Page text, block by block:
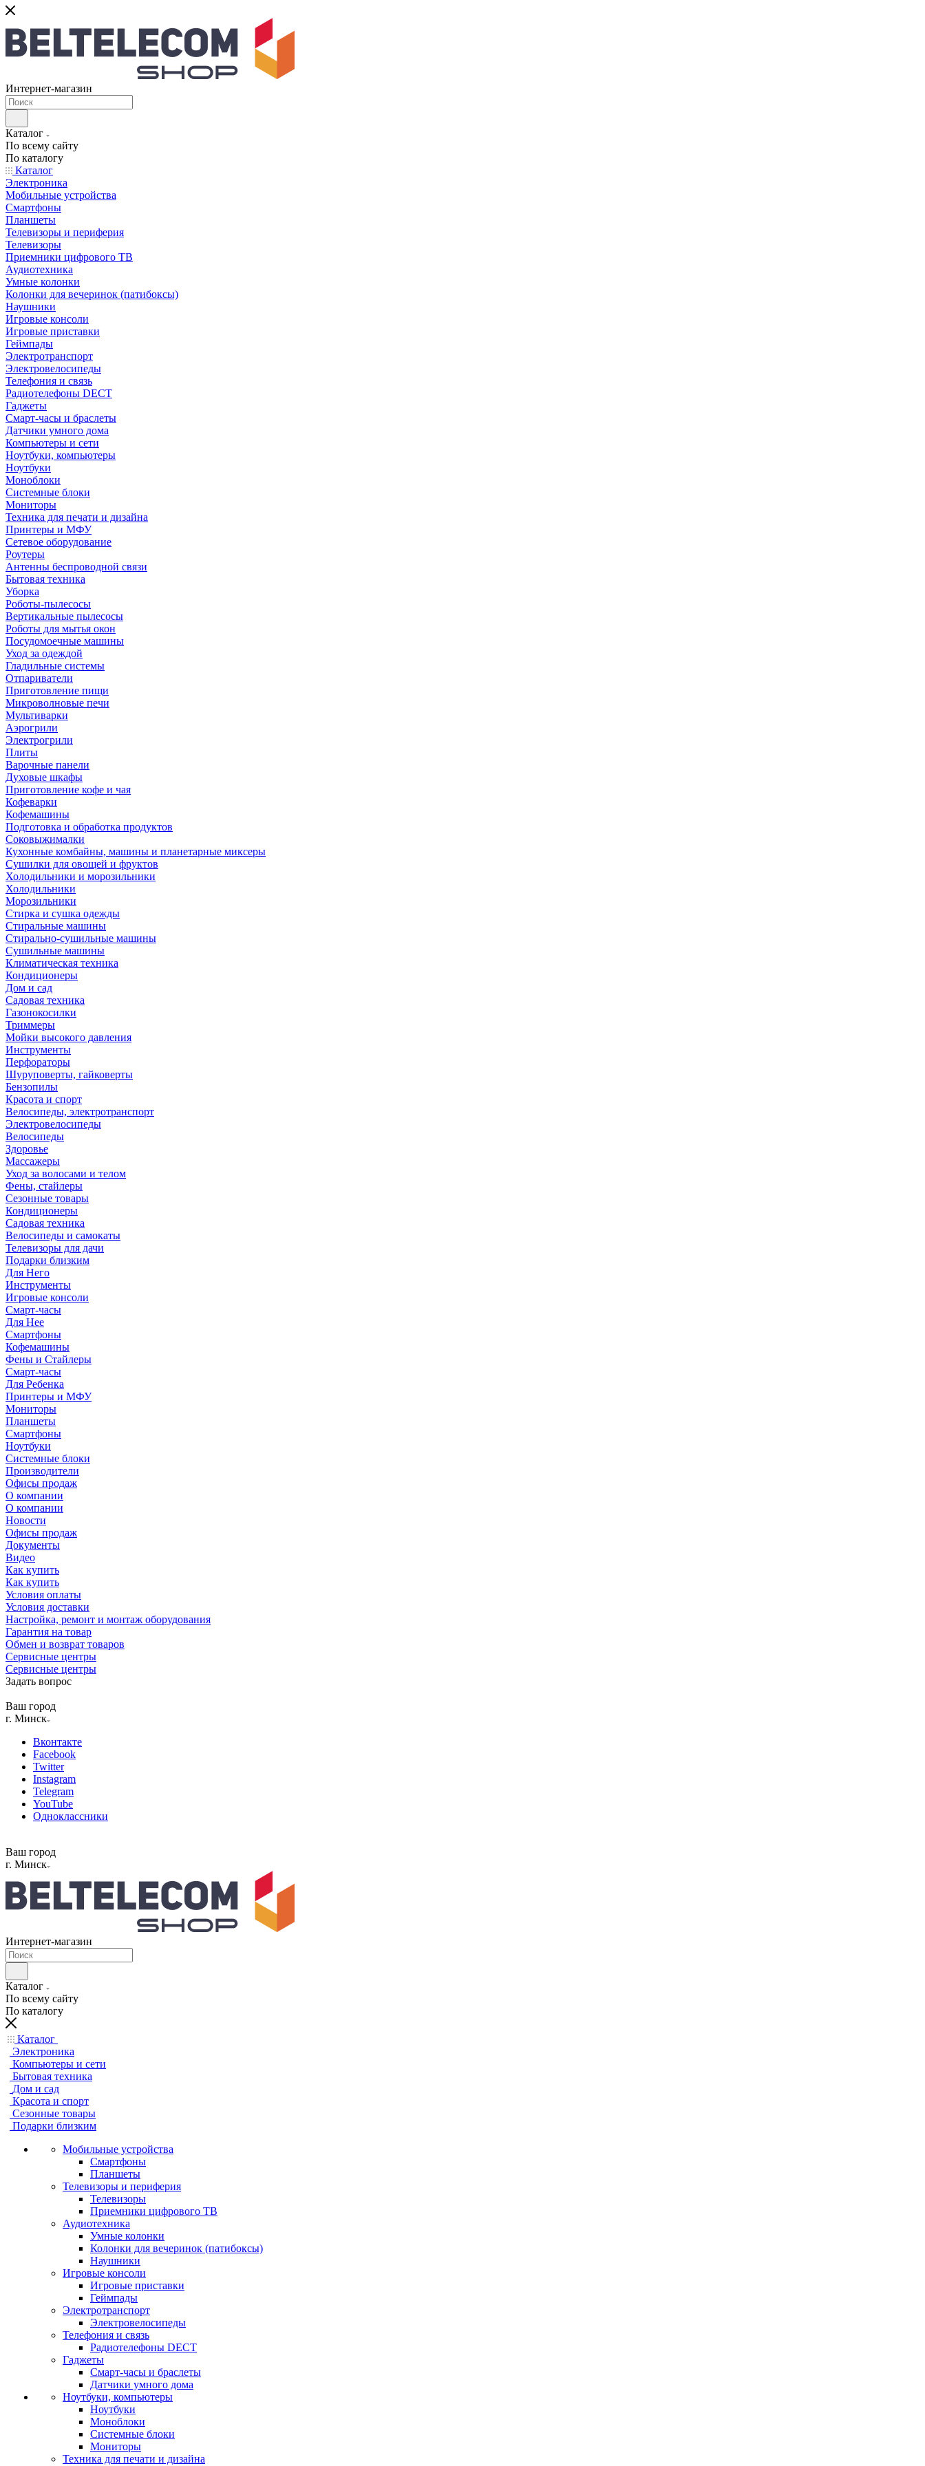
Интернет-магазин
Каталог
По всему сайту
По каталогу
Каталог
Электроника
Мобильные устройства
Смартфоны
Планшеты
Телевизоры и периферия
Телевизоры
Приемники цифрового ТВ
Аудиотехника
Умные колонки
Колонки для вечеринок (патибоксы)
Наушники
Игровые консоли
Игровые приставки
Геймпады
Электротранспорт
Электровелосипеды
Телефония и связь
Радиотелефоны DECT
Гаджеты
Смарт-часы и браслеты
Датчики умного дома
Компьютеры и сети
Ноутбуки, компьютеры
Ноутбуки
Моноблоки
Системные блоки
Мониторы
Техника для печати и дизайна
Принтеры и МФУ
Сетевое оборудование
Роутеры
Антенны беспроводной связи
Бытовая техника
Уборка
Роботы-пылесосы
Вертикальные пылесосы
Роботы для мытья окон
Посудомоечные машины
Уход за одеждой
Гладильные системы
Отпариватели
Приготовление пищи
Микроволновые печи
Мультиварки
Аэрогрили
Электрогрили
Плиты
Варочные панели
Духовые шкафы
Приготовление кофе и чая
Кофеварки
Кофемашины
Подготовка и обработка продуктов
Соковыжималки
Кухонные комбайны, машины и планетарные миксеры
Сушилки для овощей и фруктов
Холодильники и морозильники
Холодильники
Морозильники
Стирка и сушка одежды
Стиральные машины
Стирально-сушильные машины
Сушильные машины
Климатическая техника
Кондиционеры
Дом и сад
Садовая техника
Газонокосилки
Триммеры
Мойки высокого давления
Инструменты
Перфораторы
Шуруповерты, гайковерты
Бензопилы
Красота и спорт
Велосипеды, электротранспорт
Электровелосипеды
Велосипеды
Здоровье
Массажеры
Уход за волосами и телом
Фены, стайлеры
Сезонные товары
Кондиционеры
Садовая техника
Велосипеды и самокаты
Телевизоры для дачи
Подарки близким
Для Него
Инструменты
Игровые консоли
Смарт-часы
Для Нее
Смартфоны
Кофемашины
Фены и Стайлеры
Смарт-часы
Для Ребенка
Принтеры и МФУ
Мониторы
Планшеты
Смартфоны
Ноутбуки
Системные блоки
Производители
Офисы продаж
О компании
О компании
Новости
Офисы продаж
Документы
Видео
Как купить
Как купить
Условия оплаты
Условия доставки
Настройка, ремонт и монтаж оборудования
Гарантия на товар
Обмен и возврат товаров
Сервисные центры
Сервисные центры
Задать вопрос
Ваш город
г. Минск
Вконтакте
Facebook
Twitter
Instagram
Telegram
YouTube
Одноклассники
Ваш город
г. Минск
Интернет-магазин
Каталог
По всему сайту
По каталогу
Каталог
Электроника
Компьютеры и сети
Бытовая техника
Дом и сад
Красота и спорт
Сезонные товары
Подарки близким
Мобильные устройства
Смартфоны
Планшеты
Телевизоры и периферия
Телевизоры
Приемники цифрового ТВ
Аудиотехника
Умные колонки
Колонки для вечеринок (патибоксы)
Наушники
Игровые консоли
Игровые приставки
Геймпады
Электротранспорт
Электровелосипеды
Телефония и связь
Радиотелефоны DECT
Гаджеты
Смарт-часы и браслеты
Датчики умного дома
Ноутбуки, компьютеры
Ноутбуки
Моноблоки
Системные блоки
Мониторы
Техника для печати и дизайна